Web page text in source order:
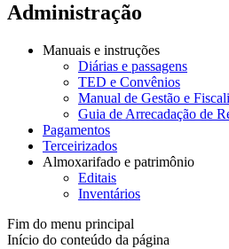
Administração
Manuais e instruções
Diárias e passagens
TED e Convênios
Manual de Gestão e
Guia de Arrecadação de
Pagamentos
Terceirizados
Almoxarifado e patrimônio
Editais
Inventários
Fim do menu principal
Início do conteúdo da página